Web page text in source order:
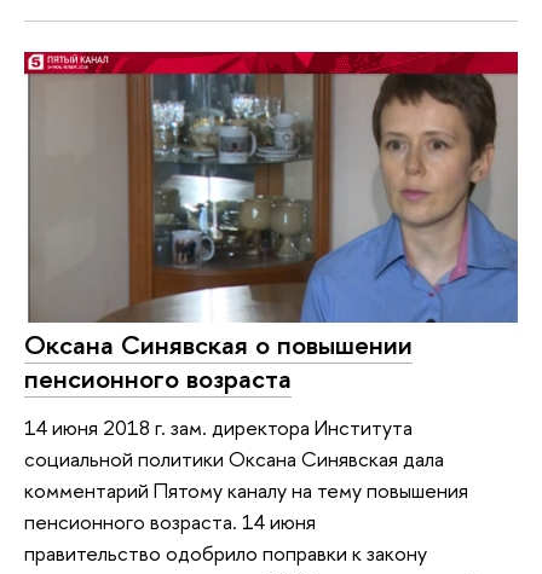
Оксана Синявская о повышении
пенсионного возраста
14 июня 2018 г. зам. директора Института
социальной политики Оксана Синявская дала
комментарий Пятому каналу на тему повышения
пенсионного возраста. 14 июня
правительство одобрило поправки к закону